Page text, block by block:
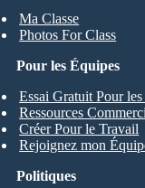
Ma Classe
Photos For Class
Pour les Équipes
Essai Gratuit Pour
Ressources
Créer Pour le Travail
Rejoignez mon
Politiques